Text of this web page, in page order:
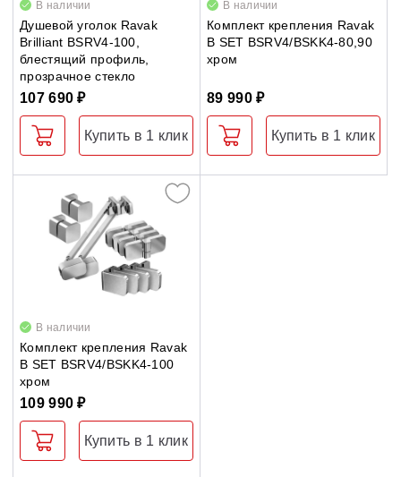
В наличии
Душевой уголок Ravak
Brilliant BSRV4-100,
блестящий профиль,
прозрачное стекло
107 690 ₽
Купить в 1 клик
В наличии
Комплект крепления Ravak
B SET BSRV4/BSKK4-80,90
хром
89 990 ₽
Купить в 1 клик
В наличии
Комплект крепления Ravak
B SET BSRV4/BSKK4-100
хром
109 990 ₽
Купить в 1 клик